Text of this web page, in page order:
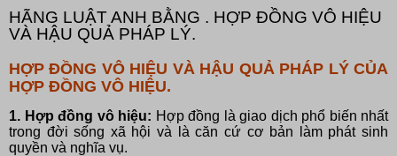
HÃNG LUẬT ANH BẰNG . HỢP ĐỒNG VÔ HIỆU
VÀ HẬU QUẢ PHÁP LÝ.
HỢP ĐỒNG VÔ HIỆU VÀ HẬU QUẢ PHÁP LÝ CỦA
HỢP ĐỒNG VÔ HIỆU.
1. Hợp đồng vô hiệu: Hợp đồng là giao dịch phổ biến nhất
trong đời sống xã hội và là căn cứ cơ bản làm phát sinh
quyền và nghĩa vụ.